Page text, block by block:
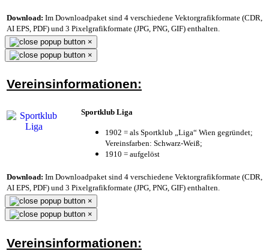
Download: Im Downloadpaket sind 4 verschiedene Vektorgrafikformate (CDR,
AI EPS, PDF) und 3 Pixelgrafikformate (JPG, PNG, GIF) enthalten.
×
×
Vereinsinformationen:
Sportklub Liga
1902 = als Sportklub „Liga“ Wien gegründet;
Vereinsfarben: Schwarz-Weiß;
1910 = aufgelöst
Download: Im Downloadpaket sind 4 verschiedene Vektorgrafikformate (CDR,
AI EPS, PDF) und 3 Pixelgrafikformate (JPG, PNG, GIF) enthalten.
×
×
Vereinsinformationen: